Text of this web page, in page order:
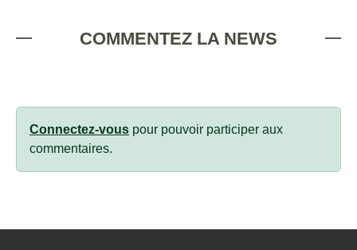
COMMENTEZ LA NEWS
Connectez-vous pour pouvoir participer aux
commentaires.